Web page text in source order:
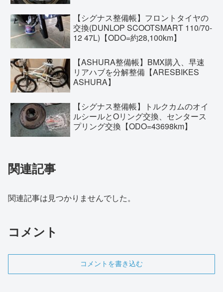
【シグナス整備帳】フロントタイヤの
交換(DUNLOP SCOOTSMART 110/70-
12 47L)【ODO=約28,100km】
【ASHURA整備帳】BMX購入、早速
リアハブを分解整備【ARESBIKES
ASHURA】
【シグナス整備帳】トルクカムのオイ
ルシールとOリング交換、センタース
プリング交換【ODO=43698km】
関連記事
関連記事は見つかりませんでした。
コメント
コメントを書き込む